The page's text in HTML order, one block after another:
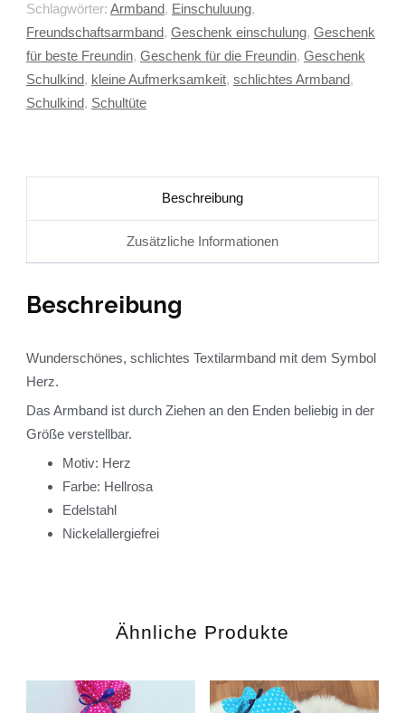
Schlagwörter: Armband, Einschuluung,
Freundschaftsarmband, Geschenk einschulung, Geschenk
für beste Freundin, Geschenk für die Freundin, Geschenk
Schulkind, kleine Aufmerksamkeit, schlichtes Armband,
Schulkind, Schultüte
Beschreibung
Zusätzliche Informationen
Beschreibung
Wunderschönes, schlichtes Textilarmband mit dem Symbol
Herz.
Das Armband ist durch Ziehen an den Enden beliebig in der
Größe verstellbar.
Motiv: Herz
Farbe: Hellrosa
Edelstahl
Nickelallergiefrei
Ähnliche Produkte